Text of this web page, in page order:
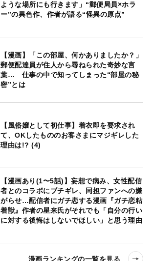
ような場所にも行きます」“郵便局員×ホラ
ー”の異色作、作者が語る“怪異の原点”
【漫画】「この部屋、何かありましたか？」
郵便配達員が住人から尋ねられた奇妙な言
葉… 仕事の中で知ってしまった“部屋の秘
密”とは
【風俗嬢として初仕事】着衣即を要求され
て、OKしたもののお客さまにマジギレした
理由は!? (4)
【漫画あり(1〜5話)】妄想で病み、女性配信
者とのコラボにブチギレ、同担ファンへの嫌
がらせ…配信者にガチ恋する漫画『ガチ恋粘
着獣』作者の星来氏がそれでも「自分の行い
に対する後悔はしないでほしい」と思う理由
漫画ランキングの一覧を見る